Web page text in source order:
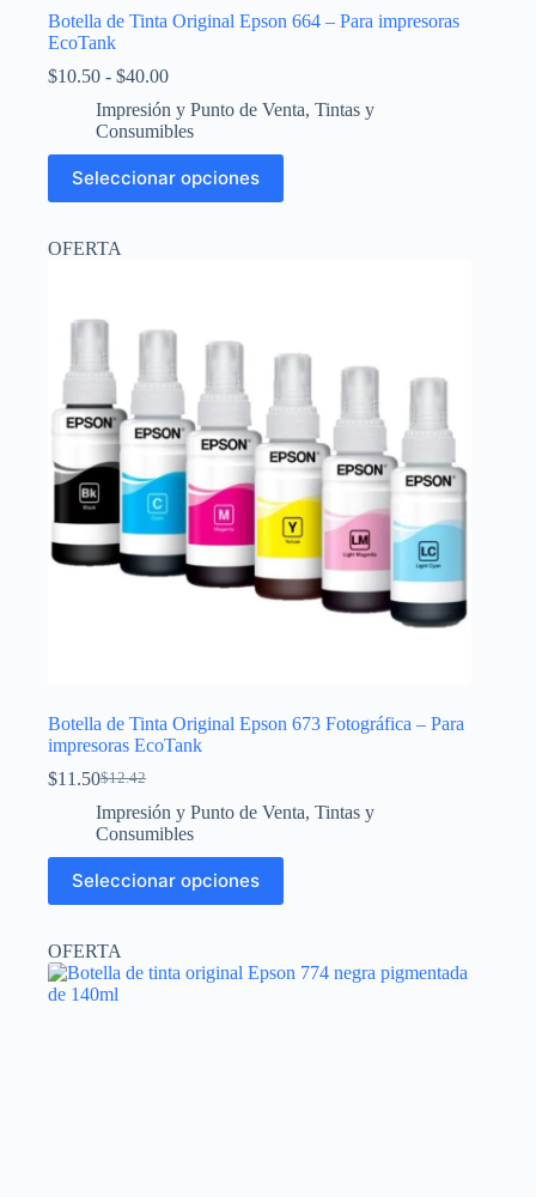
Botella de Tinta Original Epson 664 – Para impresoras
EcoTank
$10.50 - $40.00Rango
precios:
desde
$10.50
hasta
$40.00
Impresión y Punto de Venta, Tintas y
Consumibles
Seleccionar opciones
Este
producto
tiene
variantes.
pueden
en
página
producto
OFERTA
Botella de Tinta Original Epson 673 Fotográfica – Para
impresoras EcoTank
$12.42
El
precio
original
$12.42.
$11.50El
precio
actual
$11.50.
Impresión y Punto de Venta, Tintas y
Consumibles
Seleccionar opciones
Este
producto
tiene
variantes.
Las
opciones
OFERTA